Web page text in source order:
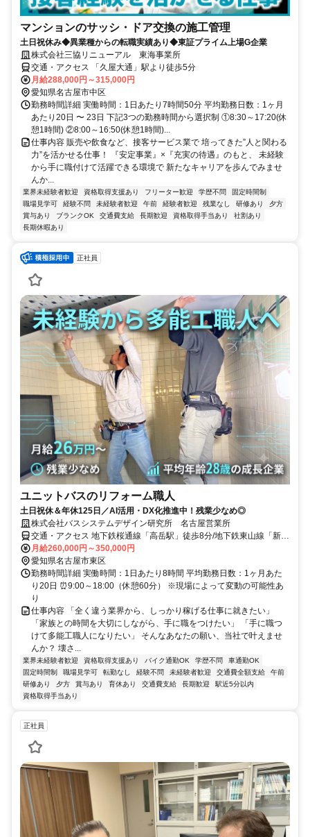
マンションのサッシ・ドア交換の施工管理
土日祝休み◆異業種からの転職実績あり◆東証プライム上場G企業
株式会社三協リニューアル 東海事業所
交通・アクセス 「久屋大通」駅より徒歩5分
月給288,000円～315,000円
愛知県名古屋市中区
勤務時間詳細 実働時間：1日あたり7時間50分 平均勤務日数：1ヶ月
あたり20日 〜 23日 下記3つの勤務時間から選択制 ①8:30～17:20(休
憩1時間) ②8:00～16:50(休憩1時間)...
仕事内容 販売や飲食など、接客サービス業で 培ってきた”人と関わる
力”を活かせる仕事！ 『安定事業』×『充実の待遇』のもと、 未経験
から手に職付けて活躍できる環境で 新たなキャリアを歩んでみませ
んか...
業界未経験者歓迎 資格取得支援あり フリーター歓迎 学歴不問
固定時間制
職場見学可
経験不問 未経験者歓迎 午前 経験者歓迎 残業なし 研修あり
夕方
賞与あり
ブランクOK 交通費支給 長期歓迎 資格取得手当あり
社割あり
長期休暇あり
正社員
ユニットバスのリフォーム職人
土日祝休＆年休125日／AI活用・DX化推進中！残業少なめ◎
株式会社バスシステムデザイン研究所 名古屋営業所
交通・アクセス 地下鉄桜通線「高岳駅」徒歩8分/地下鉄東山線「新栄
町駅」徒歩10分 ※社用車通勤もOK
月給260,000円～350,000円
愛知県名古屋市東区
勤務時間詳細 実働時間：1日あたり8時間 平均勤務日数：1ヶ月あた
り20日 ⏰9:00～18:00（休憩60分） ※現場によって変動の可能性あ
り
仕事内容 「全く違う業界から、しっかり稼げる仕事に就きたい」
「家族との時間を大切にしながら、手に職をつけたい」 「手に職つ
けて多能工職人になりたい」 そんなあなたの願い、当社で叶えませ
んか？ 壊さ...
業界未経験者歓迎 資格取得支援あり バイク通勤OK 学歴不問
車通勤OK
固定時間制
職場見学可 転勤なし 経験不問 未経験者歓迎 交通費全額支給
午前
研修あり
夕方 賞与あり 育休あり 交通費支給 長期歓迎
駅近5分以内
資格取得手当あり
正社員